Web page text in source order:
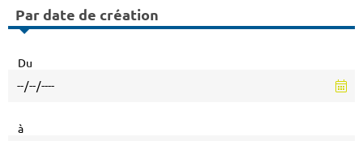
Par date de création
Du
à